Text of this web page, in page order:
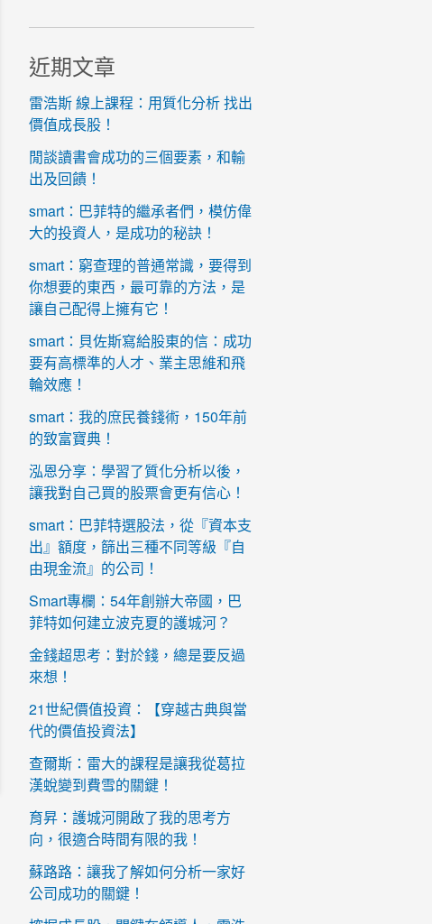
近期文章
雷浩斯 線上課程：用質化分析 找出
價值成長股！
閒談讀書會成功的三個要素，和輸
出及回饋！
smart：巴菲特的繼承者們，模仿偉
大的投資人，是成功的秘訣！
smart：窮查理的普通常識，要得到
你想要的東西，最可靠的方法，是
讓自己配得上擁有它！
smart：貝佐斯寫給股東的信：成功
要有高標準的人才、業主思維和飛
輪效應！
smart：我的庶民養錢術，150年前
的致富寶典！
泓恩分享：學習了質化分析以後，
讓我對自己買的股票會更有信心！
smart：巴菲特選股法，從『資本支
出』額度，篩出三種不同等級『自
由現金流』的公司！
Smart專欄：54年創辦大帝國，巴
菲特如何建立波克夏的護城河？
金錢超思考：對於錢，總是要反過
來想！
21世紀價值投資：【穿越古典與當
代的價值投資法】
查爾斯：雷大的課程是讓我從葛拉
漢蛻變到費雪的關鍵！
育昇：護城河開啟了我的思考方
向，很適合時間有限的我！
蘇路路：讓我了解如何分析一家好
公司成功的關鍵！